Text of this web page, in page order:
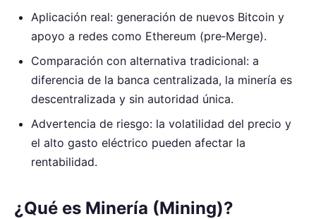
Aplicación real: generación de nuevos Bitcoin y
apoyo a redes como Ethereum (pre‑Merge).
Comparación con alternativa tradicional: a
diferencia de la banca centralizada, la minería es
descentralizada y sin autoridad única.
Advertencia de riesgo: la volatilidad del precio y
el alto gasto eléctrico pueden afectar la
rentabilidad.
¿Qué es Minería (Mining)?